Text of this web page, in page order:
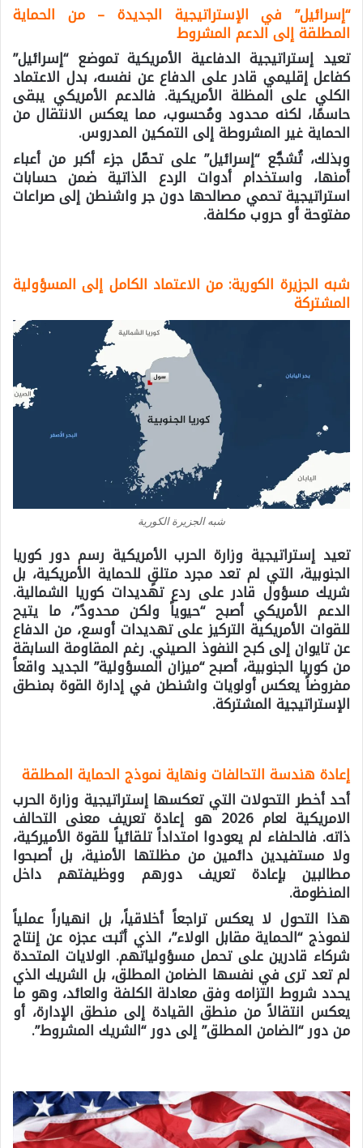
“إسرائيل” في الإستراتيجية الجديدة – من الحماية
المطلقة إلى الدعم المشروط
تعيد إستراتيجية الدفاعية الأمريكية تموضع “إسرائيل”
كفاعل إقليمي قادر على الدفاع عن نفسه، بدل الاعتماد
الكلي على المظلة الأمريكية. فالدعم الأمريكي يبقى
حاسمًا، لكنه محدود ومُحسوب، مما يعكس الانتقال من
الحماية غير المشروطة إلى التمكين المدروس.
وبذلك، تُشجَّع “إسرائيل” على تحمّل جزء أكبر من أعباء
أمنها، واستخدام أدوات الردع الذاتية ضمن حسابات
استراتيجية تحمي مصالحها دون جر واشنطن إلى صراعات
مفتوحة أو حروب مكلفة.
شبه الجزيرة الكورية: من الاعتماد الكامل إلى المسؤولية
المشتركة
شبه الجزيرة الكورية
تعيد إستراتيجية وزارة الحرب الأمريكية رسم دور كوريا
الجنوبية، التي لم تعد مجرد متلقٍ للحماية الأمريكية، بل
شريك مسؤول قادر على ردع تهديدات كوريا الشمالية.
الدعم الأمريكي أصبح “حيوياً ولكن محدودً”، ما يتيح
للقوات الأمريكية التركيز على تهديدات أوسع، من الدفاع
عن تايوان إلى كبح النفوذ الصيني. رغم المقاومة السابقة
من كوريا الجنوبية، أصبح “ميزان المسؤولية” الجديد واقعاً
مفروضاً يعكس أولويات واشنطن في إدارة القوة بمنطق
الإستراتيجية المشتركة.
إعادة هندسة التحالفات ونهاية نموذج الحماية المطلقة
أحد أخطر التحولات التي تعكسها إستراتيجية وزارة الحرب
الامريكية لعام 2026 هو إعادة تعريف معنى التحالف
ذاته. فالحلفاء لم يعودوا امتداداً تلقائياً للقوة الأميركية،
ولا مستفيدين دائمين من مظلتها الأمنية، بل أصبحوا
مطالبين بإعادة تعريف دورهم ووظيفتهم داخل
المنظومة.
هذا التحول لا يعكس تراجعاً أخلاقياً، بل انهياراً عملياً
لنموذج “الحماية مقابل الولاء”، الذي أثبت عجزه عن إنتاج
شركاء قادرين على تحمل مسؤولياتهم. الولايات المتحدة
لم تعد ترى في نفسها الضامن المطلق، بل الشريك الذي
يحدد شروط التزامه وفق معادلة الكلفة والعائد، وهو ما
يعكس انتقالاً من منطق القيادة إلى منطق الإدارة، أو
من دور “الضامن المطلق” إلى دور “الشريك المشروط”.